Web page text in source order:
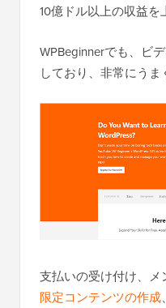
10億ドル以上の収益を
WPBeginnerでも、ビ
しており、非常にうま
支払いの受け付け、メ
限定コンテンツの作成